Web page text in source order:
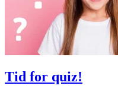
Tid for quiz!